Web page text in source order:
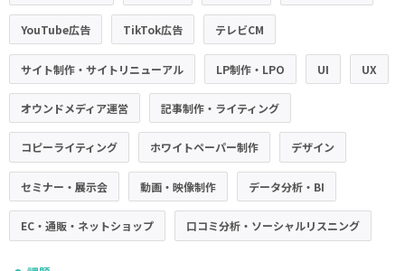
YouTube広告 TikTok広告 テレビCM
サイト制作・サイトリニューアル LP制作・LPO UI UX
オウンドメディア運営 記事制作・ライティング
コピーライティング ホワイトペーパー制作 デザイン
セミナー・展示会 動画・映像制作 データ分析・BI
EC・通販・ネットショップ 口コミ分析・ソーシャルリスニング